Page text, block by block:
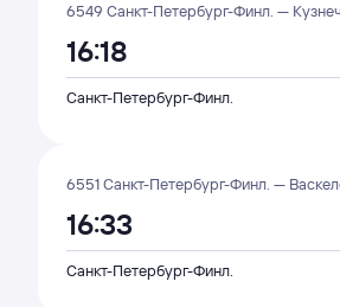
6549 Санкт-Петербург-Финл. —
16:18
Санкт-Петербург-Финл.
6551 Санкт-Петербург-Финл. —
16:33
Санкт-Петербург-Финл.